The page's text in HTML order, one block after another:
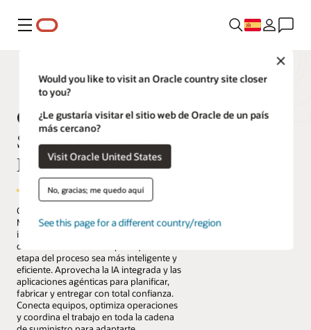
Menú
Would you like to visit an Oracle country site closer
to you?
¿Le gustaría visitar el sitio web de Oracle de un país
más cercano?
Visit Oracle United States
No, gracias; me quedo aquí
See this page for a different country/region
Oracle Fusion Cloud
Supply Chain and
Manufacturing
Oracle Fusion Cloud Supply Chain and
Manufacturing (SCM) es una suite
integral de aplicaciones para la cadena
de suministro diseñada para que cada
etapa del proceso sea más inteligente y
eficiente. Aprovecha la IA integrada y las
aplicaciones agénticas para planificar,
fabricar y entregar con total confianza.
Conecta equipos, optimiza operaciones
y coordina el trabajo en toda la cadena